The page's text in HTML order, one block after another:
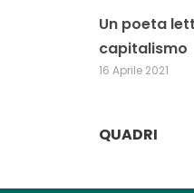
Un poeta
capitalismo
16 Aprile 2021
QUADRI